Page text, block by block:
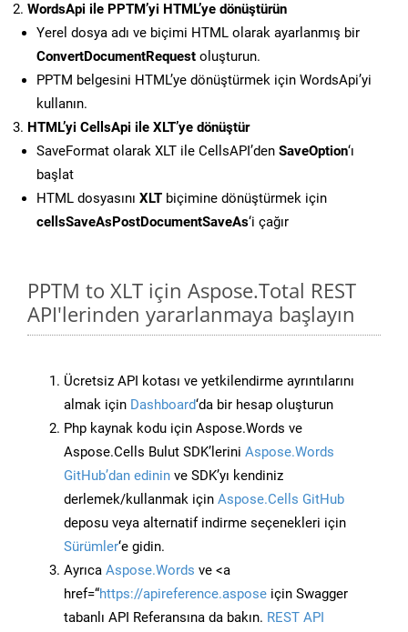
WordsApi ile PPTM’yi HTML’ye dönüştürün
Yerel dosya adı ve biçimi HTML olarak ayarlanmış bir
ConvertDocumentRequest oluşturun.
PPTM belgesini HTML’ye dönüştürmek için WordsApi’yi
kullanın.
HTML’yi CellsApi ile XLT’ye dönüştür
SaveFormat olarak XLT ile CellsAPI’den SaveOption‘ı
başlat
HTML dosyasını XLT biçimine dönüştürmek için
cellsSaveAsPostDocumentSaveAs‘i çağır
PPTM to XLT için Aspose.Total REST
API'lerinden yararlanmaya başlayın
Ücretsiz API kotası ve yetkilendirme ayrıntılarını
almak için Dashboard‘da bir hesap oluşturun
Php kaynak kodu için Aspose.Words ve
Aspose.Cells Bulut SDK’lerini Aspose.Words
GitHub’dan edinin ve SDK’yı kendiniz
derlemek/kullanmak için Aspose.Cells GitHub
deposu veya alternatif indirme seçenekleri için
Sürümler‘e gidin.
Ayrıca Aspose.Words ve <a
href=“https://apireference.aspose için Swagger
tabanlı API Referansına da bakın. REST API